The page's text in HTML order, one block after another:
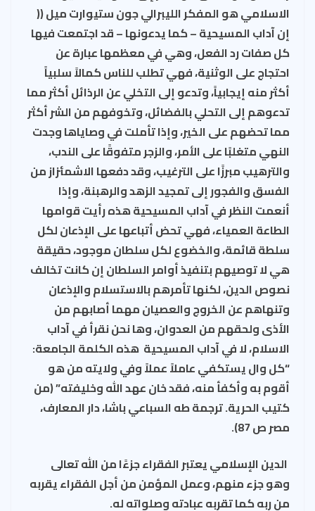
الاسلامي هو المفكر الليبرالي جون ستيوارت ميل ((
إن آداب المسيحية – كما يدعونها – قد اجتمعت فيها
كل صفات رد الفعل، وهي في معظمها عبارة عن
احتجاج على الوثنية، فهي تطلب للناس كمالاً سلبياً
أكثر منه إيجابياً، وتدعو إلى التخلي عن الرذائل أكثر مما
تدعوهم إلى التحلي بالفضائل، وتخوفهم من الشر أكثر
مما تحضهم على الخير، وإذا تأملت في وصاياها وجدت
النهي متغلبًا على الأمر، والزجر متفوقًا على الندب،
والترهيب مبرزًا على الترغيب، وقد دفعها الاشمئزاز من
الفسق والفجور إلى تمجيد الزهد والرهبنة، وإذا
أنعمت النظر في آداب المسيحية هذه رأيت قوامها
الطاعة العمياء، فهي تحض أتباعها على الإذعان لكل
سلطة قائمة، والخضوع لكل سلطان موجود، حقيقة
هي لا توصيهم بتنفيذ أوامر السلطان إن كانت تخالف
نصوص الدين، لكنها تأمرهم بالاستسلام والإذعان
وتنهاهم عن الخروج والعصيان مهما أصابهم من
الأذى ولحقهم من العدوان، وها نحن نقرأ في آداب
الاسلام، لا في آداب المسيحية هذه الكلمة الجامعة:
“كل وال يستكفي عاملاً عملاً وفي ولايته من هو
أقوم به وأكفأ منه، فقد خان عهد الله وخليفته” (من
كتيب الحرية. ترجمة طه السباعي باشا، دار المعارف،
مصر ص 87).
الدين الإسلامي يعتبر الفقراء جزءًا من الله تعالى
وهو جزء منهم، وعمل المؤمن من أجل الفقراء يقربه
من ربه كما تقربه عبادته وصلواته له.